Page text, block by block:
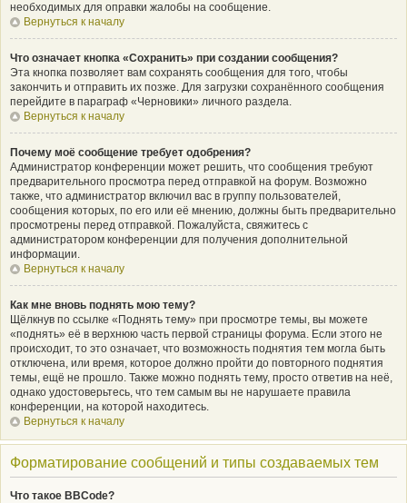
необходимых для оправки жалобы на сообщение.
Вернуться к началу
Что означает кнопка «Сохранить» при создании сообщения?
Эта кнопка позволяет вам сохранять сообщения для того, чтобы
закончить и отправить их позже. Для загрузки сохранённого сообщения
перейдите в параграф «Черновики» личного раздела.
Вернуться к началу
Почему моё сообщение требует одобрения?
Администратор конференции может решить, что сообщения требуют
предварительного просмотра перед отправкой на форум. Возможно
также, что администратор включил вас в группу пользователей,
сообщения которых, по его или её мнению, должны быть предварительно
просмотрены перед отправкой. Пожалуйста, свяжитесь с
администратором конференции для получения дополнительной
информации.
Вернуться к началу
Как мне вновь поднять мою тему?
Щёлкнув по ссылке «Поднять тему» при просмотре темы, вы можете
«поднять» её в верхнюю часть первой страницы форума. Если этого не
происходит, то это означает, что возможность поднятия тем могла быть
отключена, или время, которое должно пройти до повторного поднятия
темы, ещё не прошло. Также можно поднять тему, просто ответив на неё,
однако удостоверьтесь, что тем самым вы не нарушаете правила
конференции, на которой находитесь.
Вернуться к началу
Форматирование сообщений и типы создаваемых тем
Что такое BBCode?